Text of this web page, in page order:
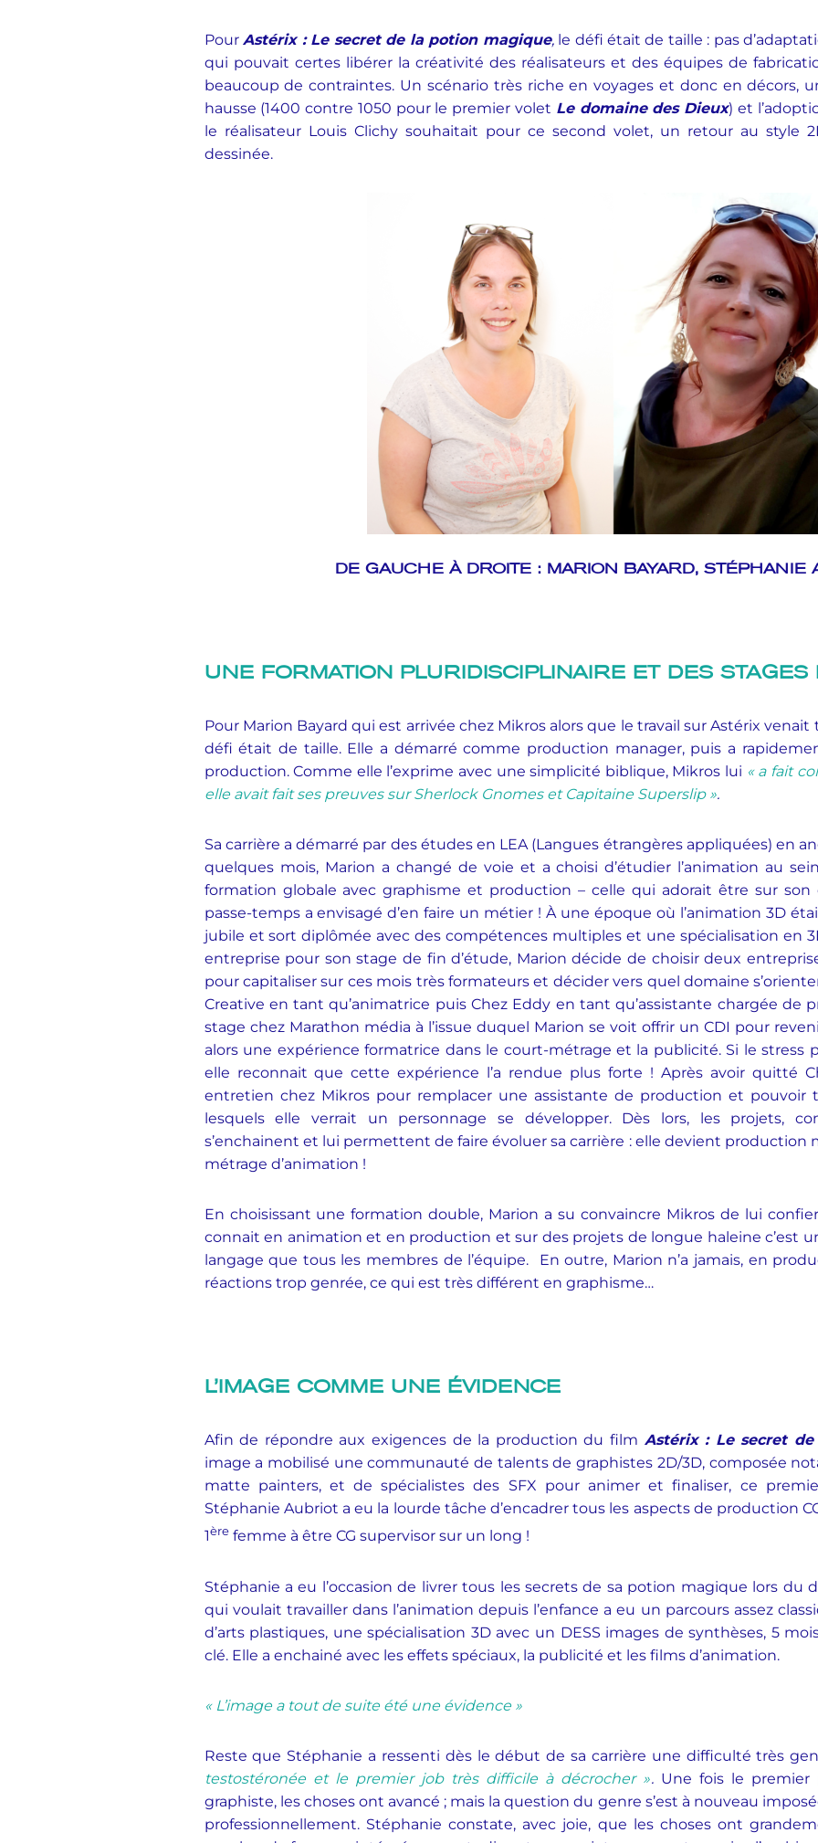
PourAstérix : Le secret de la potion magique,le défi était de taille : pas
qui pouvait certes libérer la créativité des réalisateurs et des équipes de
beaucoup de contraintes. Un scénario très riche en voyages et donc en décors,
hausse (1400 contre 1050 pour le premier volet Le domaine des Dieux) et
le réalisateur Louis Clichy souhaitait pour ce second volet, un retour au style
dessinée.
DE GAUCHE À DROITE : MARION BAYARD, STÉPHANIE
UNE FORMATION PLURIDISCIPLINAIRE ET DES
Pour Marion Bayard qui est arrivée chez Mikros alors que le travail sur Astérix
défi était de taille. Elle a démarré comme production manager, puis a
production. Comme elle l’exprime avec une simplicité biblique, Mikros lui « a fait
elle avait fait ses preuves sur Sherlock Gnomes et Capitaine Superslip ».
Sa carrière a démarré par des études en LEA (Langues étrangères appliquées) en
quelques mois, Marion a changé de voie et a choisi d’étudier l’animation au
formation globale avec graphisme et production – celle qui adorait être sur
passe-temps a envisagé d’en faire un métier ! À une époque où l’animation 3D
jubile et sort diplômée avec des compétences multiples et une spécialisation en
entreprise pour son stage de fin d’étude, Marion décide de choisir deux
pour capitaliser sur ces mois très formateurs et décider vers quel domaine
Creative en tant qu’animatrice puis Chez Eddy en tant qu’assistante chargée de
stage chez Marathon média à l’issue duquel Marion se voit offrir un CDI pour
alors une expérience formatrice dans le court-métrage et la publicité. Si le stress
elle reconnait que cette expérience l’a rendue plus forte ! Après avoir quitté
entretien chez Mikros pour remplacer une assistante de production et pouvoir
lesquels elle verrait un personnage se développer. Dès lors, les projets,
s’enchainent et lui permettent de faire évoluer sa carrière : elle devient production
métrage d’animation !
En choisissant une formation double, Marion a su convaincre Mikros de lui
connait en animation et en production et sur des projets de longue haleine c’est
langage que tous les membres de l’équipe. En outre, Marion n’a jamais, en
réactions trop genrée, ce qui est très différent en graphisme…
L’IMAGE COMME UNE ÉVIDENCE
Afin de répondre aux exigences de la production du film Astérix : Le secret
image a mobilisé une communauté de talents de graphistes 2D/3D, composée
matte painters, et de spécialistes des SFX pour animer et finaliser, ce
Stéphanie Aubriot a eu la lourde tâche d’encadrer tous les aspects de production
1èrefemme à être CG supervisor sur un long !
Stéphanie a eu l’occasion de livrer tous les secrets de sa potion magique lors du
qui voulait travailler dans l’animation depuis l’enfance a eu un parcours assez
d’arts plastiques, une spécialisation 3D avec un DESS images de synthèses, 5
clé. Elle a enchainé avec les effets spéciaux, la publicité et les films d’animation.
« L’image a tout de suite été une évidence »
Reste que Stéphanie a ressenti dès le début de sa carrière une difficulté très
testostéronée et le premier job très difficile à décrocher ».Une fois le premier
graphiste, les choses ont avancé ; mais la question du genre s’est à nouveau
professionnellement. Stéphanie constate, avec joie, que les choses ont